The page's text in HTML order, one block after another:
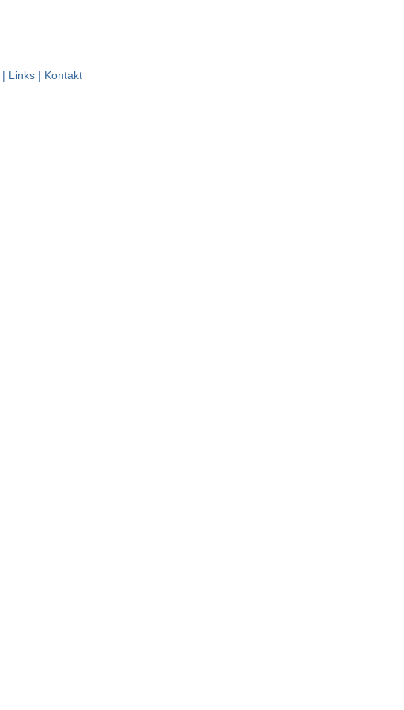
| Links | Kontakt